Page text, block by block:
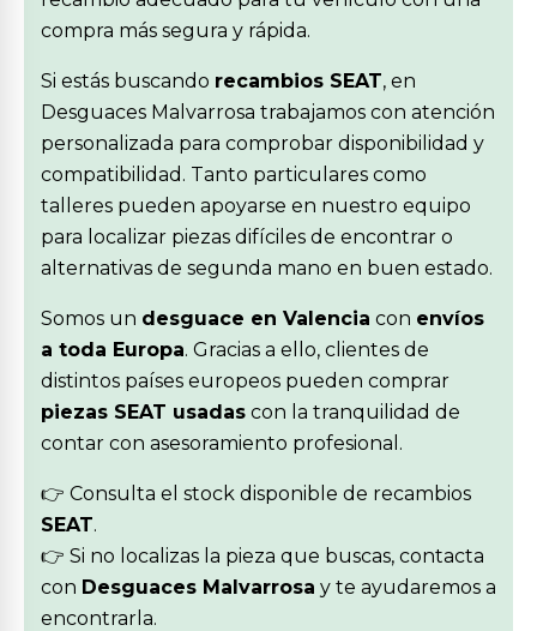
compra más segura y rápida.
Si estás buscando recambios SEAT, en
Desguaces Malvarrosa trabajamos con atención
personalizada para comprobar disponibilidad y
compatibilidad. Tanto particulares como
talleres pueden apoyarse en nuestro equipo
para localizar piezas difíciles de encontrar o
alternativas de segunda mano en buen estado.
Somos un desguace en Valencia con envíos
a toda Europa. Gracias a ello, clientes de
distintos países europeos pueden comprar
piezas SEAT usadas con la tranquilidad de
contar con asesoramiento profesional.
👉 Consulta el stock disponible de recambios
SEAT.
👉 Si no localizas la pieza que buscas, contacta
con Desguaces Malvarrosa y te ayudaremos a
encontrarla.